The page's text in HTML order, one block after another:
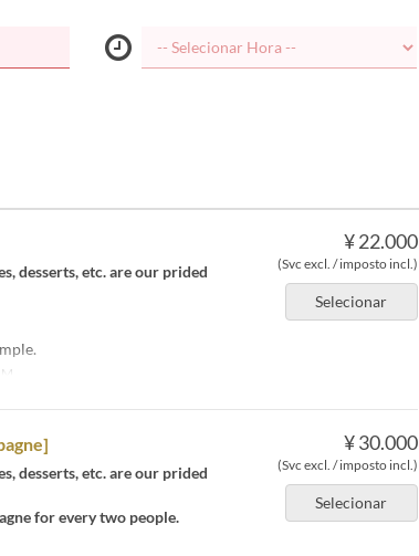
¥ 22.000
(Svc excl. / imposto incl.)
Selecionar
desserts, etc. are our prided
¥ 30.000
(Svc excl. / imposto incl.)
Selecionar
desserts, etc. are our prided
for every two people.